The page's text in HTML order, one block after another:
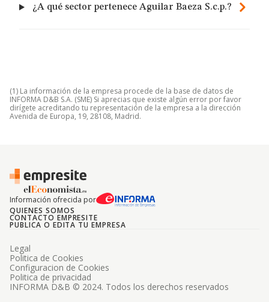
¿A qué sector pertenece Aguilar Baeza S.c.p.?
(1) La información de la empresa procede de la base de datos de
INFORMA D&B S.A. (SME) Si aprecias que existe algún error por favor
dirígete acreditando tu representación de la empresa a la dirección
Avenida de Europa, 19, 28108, Madrid.
Información ofrecida por
QUIENES SOMOS
CONTACTO EMPRESITE
PUBLICA O EDITA TU EMPRESA
INFORMA D&B © 2024. Todos los derechos reservados
Legal
Politica de Cookies
Configuracion de Cookies
Politica de privacidad